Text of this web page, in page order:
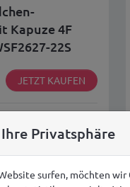
Kapuze 4F
22S
JETZT KAUFEN
Privatsphäre
surfen, möchten